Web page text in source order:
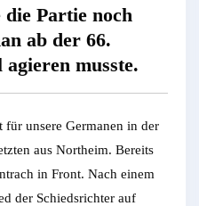
die Partie noch
ab der 66.
musste.
für unsere Germanen in der
aus Northeim. Bereits
in Front. Nach einem
der Schiedsrichter auf